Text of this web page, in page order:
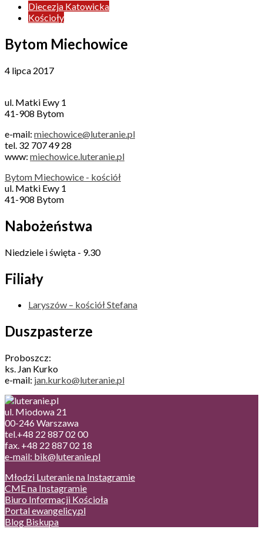
Diecezja Katowicka
Kościoły
Bytom Miechowice
4 lipca 2017
ul. Matki Ewy 1
41-908 Bytom
e-mail: miechowice@luteranie.pl
tel. 32 707 49 28
www: miechowice.luteranie.pl
Bytom Miechowice - kościół
ul. Matki Ewy 1
41-908 Bytom
Nabożeństwa
Niedziele i święta - 9.30
Filiały
Laryszów – kościół Stefana
Duszpasterze
Proboszcz:
ks. Jan Kurko
e-mail: jan.kurko@luteranie.pl
ul. Miodowa 21
00-246 Warszawa
tel.+48 22 887 02 00
fax. +48 22 887 02 18
e-mail: bik@luteranie.pl
Młodzi Luteranie na Instagramie
CME na Instagramie
Biuro Informacji Kościoła
Portal ewangelicy.pl
Blog Biskupa